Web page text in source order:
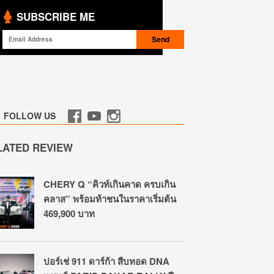
SUBSCRIBE ME
FOLLOW US
REVIEW
CHERY Q “คิวท์เกินคาด ครบเกิน
คลาส” พร้อมท้าชนในราคาเริ่มต้น
469,900 บาท
ปอร์เช่ 911 ดาร์ก้า สืบทอด DNA